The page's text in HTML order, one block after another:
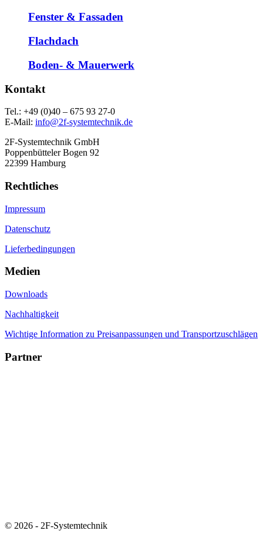
Fenster & Fassaden
Flachdach
Boden- & Mauerwerk
Kontakt
Tel.: +49 (0)40 – 675 93 27-0
E-Mail: info@2f-systemtechnik.de
2F-Systemtechnik GmbH
Poppenbütteler Bogen 92
22399 Hamburg
Rechtliches
Impressum
Datenschutz
Lieferbedingungen
Medien
Downloads
Nachhaltigkeit
Wichtige Information zu Preisanpassungen und Transportzuschlägen
Partner
© 2026 - 2F-Systemtechnik